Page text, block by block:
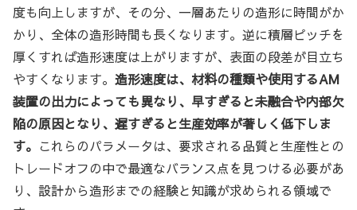
度も向上しますが、その分、一層あたりの造形に時間がか
かり、全体の造形時間も長くなります。逆に積層ピッチを
厚くすれば造形速度は上がりますが、表面の段差が目立ち
やすくなります。 造形速度は、材料の種類や使用するAM
装置の出力によっても異なり、早すぎると未融合や内部欠
陥の原因となり、遅すぎると生産効率が著しく低下しま
す。 これらのパラメータは、要求される品質と生産性との
トレードオフの中で最適なバランス点を見つける必要があ
り、設計から造形までの経験と知識が求められる領域で